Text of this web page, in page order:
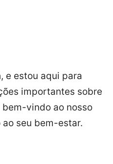
e estou aqui para
importantes sobre
vindo ao nosso
seu bem-estar.